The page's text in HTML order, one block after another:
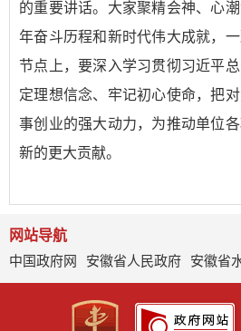
的重要讲话。大家聚精会神、心
年奋斗历程和新时代伟大成就，
节点上，要深入学习贯彻习近平
定理想信念、牢记初心使命，把
事创业的强大动力，为推动单位
新的更大贡献。
网站导航
中国政府网
安徽省人民政府 安徽省